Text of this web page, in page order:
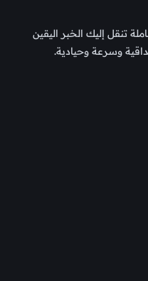
تنقل إليك الخبر اليقين
وسرعة وحيادية.